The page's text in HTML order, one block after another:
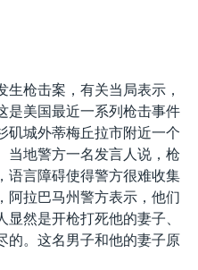
枪击案，有关当局表示，
是美国最近一系列枪击事件
矶城外蒂梅丘拉市附近一个
当地警方一名发言人说，枪
语言障碍使得警方很难收集
阿拉巴马州警方表示，他们
然是开枪打死他的妻子、
的。这名男子和他的妻子原